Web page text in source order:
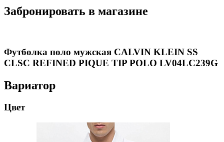
Забронировать в магазине
Футболка поло мужская CALVIN KLEIN SS
CLSC REFINED PIQUE TIP POLO LV04LC239G
Вариатор
Цвет